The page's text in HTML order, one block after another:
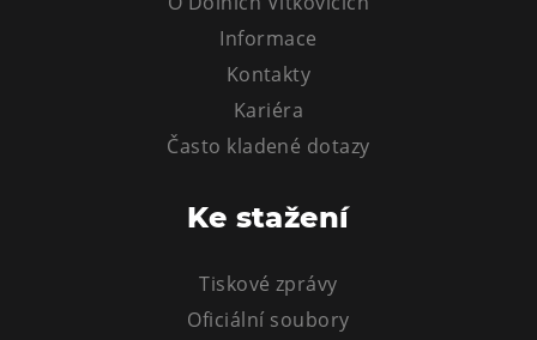
CØKAFE Dolní Vítkovice
Informace
Kontakty
Kariéra
Často kladené dotazy
Ke stažení
Tiskové zprávy
Oficiální soubory